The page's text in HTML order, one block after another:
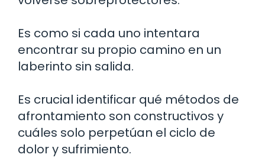
Es como si cada uno intentara
encontrar su propio camino en un
laberinto sin salida.
Es crucial identificar qué métodos de
afrontamiento son constructivos y
cuáles solo perpetúan el ciclo de
dolor y sufrimiento.